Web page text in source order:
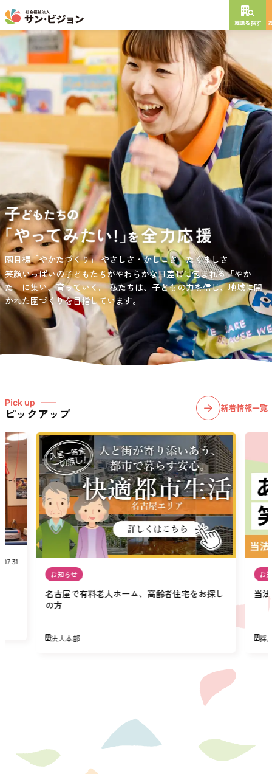
施設を探す
負担の少ない介護、ふれあいを大切にする介護、笑顔が溢れている
介護を目指して。
愛知・岐阜・長野の3県下で38施設・151事業所の介護関連事業所を運
営する社会福祉法人サン・ビジョンでは、今後ますます高まる介護
ニーズに幅広く対応していきます。
園目標「やかたづくり」やさしさ・かしこさ。たくましさ
笑顔いっぱいの子どもたちがやわらかな日差しに包まれる「やか
た」に集い、育っていく。私たちは、子どもの力を信じ、地域に開
かれた園づくりを目指しています。
サンサン・スクール東山公園では、小学生の児童が放課後安心して
過ごせる環境を提供するとともに、宿題・クラブ活動(英語・習字・
選択)などの学習面にも力を入れて行っている学童保育所です。
NEW OPEN
年
特別養護老人ホーム
短期入所生活介護
通所介護
居宅介護支援
グレイスフル砧公園
東京都世田谷区大蔵 3丁目4番12号
お問い合わせ先
03-6411-5781
担当：宮澤
Pick up
ピックアップ 新着情報一覧
お知らせ
名古屋で有料老人ホーム、高齢者住宅をお探し
の方
法人本部
お
当
採